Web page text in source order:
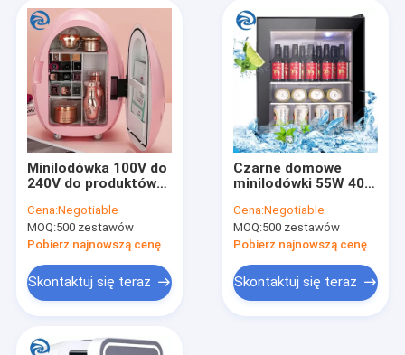
Domowy ekspres do kawy
Maszyna do wody bąbelkowej
Tostery i tostery
Bezprzewodowy odkurzacz ręczny
Grille Elektryczne Patelnie Patelnie
Rozdrabniacze Maszynki do Mięsa Sokowirówki
Zestawy pościeli hotelowych
Minilodówka 100V do
240V do produktów
42W 10L
Cena:Negotiable
MOQ:500 zestawów
Pobierz najnowszą cenę
Skontaktuj się teraz
Czarne domowe
minilodówki 55W 40L
sześcienne
Cena:Negotiable
MOQ:500 zestawów
Pobierz najnowszą cenę
Skontaktuj się teraz